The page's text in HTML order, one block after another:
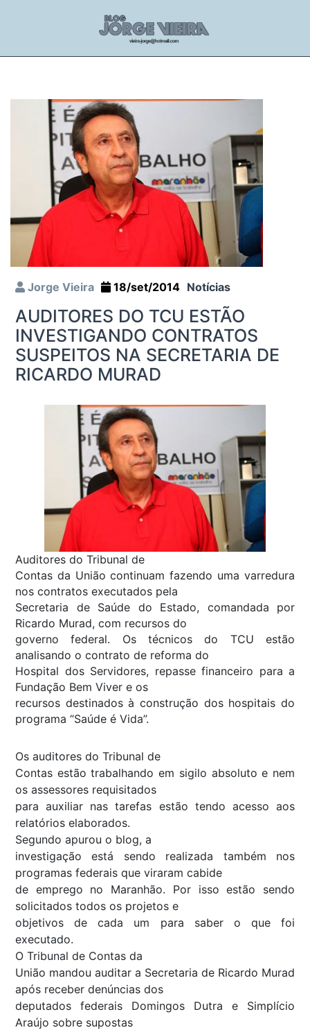
Jorge Vieira 18/set/2014 Notícias
AUDITORES DO TCU ESTÃO
INVESTIGANDO CONTRATOS
SUSPEITOS NA SECRETARIA DE
RICARDO MURAD
Auditores do Tribunal de
Contas da União continuam fazendo uma varredura
nos contratos executados pela
Secretaria de Saúde do Estado, comandada por
Ricardo Murad, com recursos do
governo federal. Os técnicos do TCU estão
analisando o contrato de reforma do
Hospital dos Servidores, repasse financeiro para a
Fundação Bem Viver e os
recursos destinados à construção dos hospitais do
programa “Saúde é Vida”.
Os auditores do Tribunal de
Contas estão trabalhando em sigilo absoluto e nem
os assessores requisitados
para auxiliar nas tarefas estão tendo acesso aos
relatórios elaborados.
Segundo apurou o blog, a
investigação está sendo realizada também nos
programas federais que viraram cabide
de emprego no Maranhão. Por isso estão sendo
solicitados todos os projetos e
objetivos de cada um para saber o que foi
executado.
O Tribunal de Contas da
União mandou auditar a Secretaria de Ricardo Murad
após receber denúncias dos
deputados federais Domingos Dutra e Simplício
Araújo sobre supostas